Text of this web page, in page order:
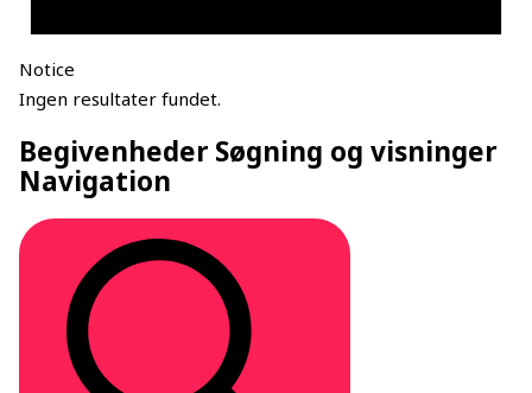
Notice
Ingen resultater fundet.
Begivenheder Søgning og visninger
Navigation